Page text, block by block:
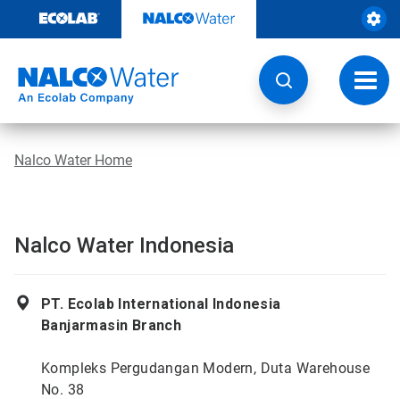
contenuto
Nalco Water Home
Nalco Water Indonesia
PT. Ecolab International Indonesia
Banjarmasin Branch
Kompleks Pergudangan Modern, Duta Warehouse
No. 38